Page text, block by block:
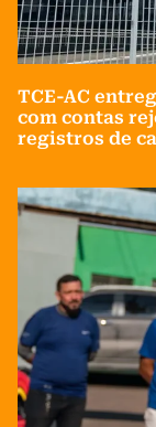
TCE-AC
com contas
registros de